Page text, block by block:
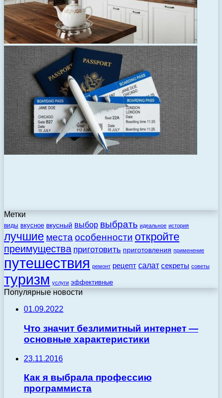
Метки
виды вкусное вкусный выбор выбрать идеальное история
лучшие места особенности откройте
преимущества приготовить приготовления применение
путешествия ремонт рецепт салат секреты советы
туризм услуги эффективные
Популярные новости
01.09.2022
Что значит безлимитный интернет —
основные характеристики
23.11.2016
Как я выбрала профессию
программиста